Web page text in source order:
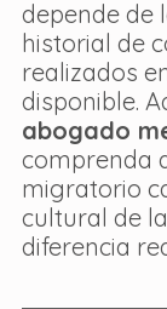
depende de
historial de
realizados
disponible.
abogado
comprenda
migratorio
cultural de
diferencia